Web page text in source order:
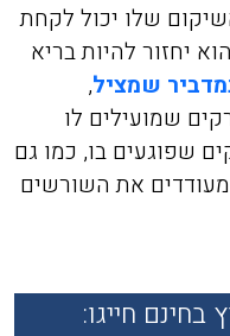
שלו יכול לקחת
יחזור להיות בריא
שמציל,
שמועילים לו
שפוגעים בו, כמו גם
את השורשים
חייגו: